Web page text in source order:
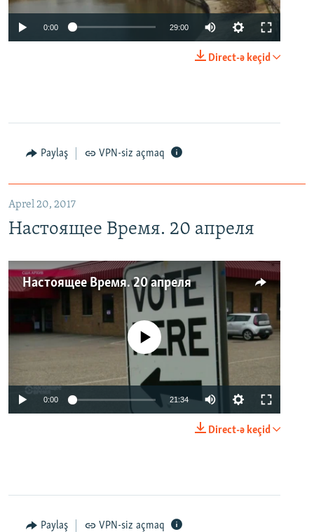
0:00 29:00
Direct-ə keçid
Paylaş VPN-siz açmaq
Aprel 20, 2017
Настоящее Время. 20 апреля
Настоящее Время. 20 апреля
No media source currently available
0:00 21:34
Direct-ə keçid
Paylaş VPN-siz açmaq